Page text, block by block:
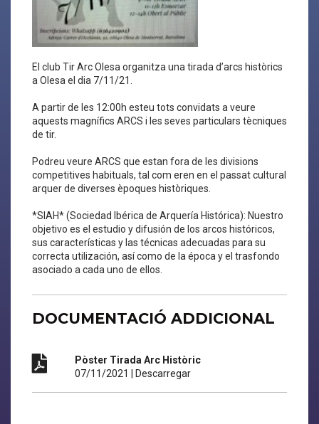
El club Tir Arc Olesa organitza una tirada d’arcs històrics
a Olesa el dia 7/11/21.
A partir de les 12:00h esteu tots convidats a veure
aquests magnífics ARCS i les seves particulars tècniques
de tir.
Podreu veure ARCS que estan fora de les divisions
competitives habituals, tal com eren en el passat cultural
arquer de diverses èpoques històriques.
*SIAH* (Sociedad Ibérica de Arquería Histórica): Nuestro
objetivo es el estudio y difusión de los arcos históricos,
sus características y las técnicas adecuadas para su
correcta utilización, así como de la época y el trasfondo
asociado a cada uno de ellos.
DOCUMENTACIÓ ADDICIONAL
Pòster Tirada Arc Històric
07/11/2021
Descarregar